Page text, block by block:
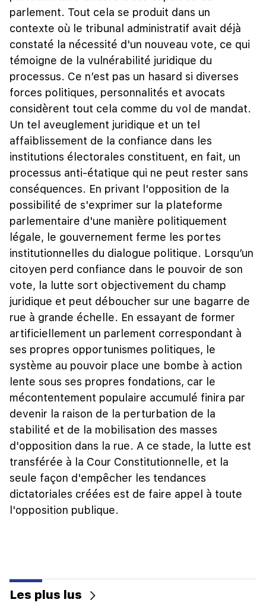
parlement. Tout cela se produit dans un
contexte où le tribunal administratif avait déjà
constaté la nécessité d'un nouveau vote, ce qui
témoigne de la vulnérabilité juridique du
processus. Ce n’est pas un hasard si diverses
forces politiques, personnalités et avocats
considèrent tout cela comme du vol de mandat.
Un tel aveuglement juridique et un tel
affaiblissement de la confiance dans les
institutions électorales constituent, en fait, un
processus anti-étatique qui ne peut rester sans
conséquences. En privant l'opposition de la
possibilité de s'exprimer sur la plateforme
parlementaire d'une manière politiquement
légale, le gouvernement ferme les portes
institutionnelles du dialogue politique. Lorsqu’un
citoyen perd confiance dans le pouvoir de son
vote, la lutte sort objectivement du champ
juridique et peut déboucher sur une bagarre de
rue à grande échelle. En essayant de former
artificiellement un parlement correspondant à
ses propres opportunismes politiques, le
système au pouvoir place une bombe à action
lente sous ses propres fondations, car le
mécontentement populaire accumulé finira par
devenir la raison de la perturbation de la
stabilité et de la mobilisation des masses
d'opposition dans la rue. A ce stade, la lutte est
transférée à la Cour Constitutionnelle, et la
seule façon d'empêcher les tendances
dictatoriales créées est de faire appel à toute
l'opposition publique.
Les plus lus